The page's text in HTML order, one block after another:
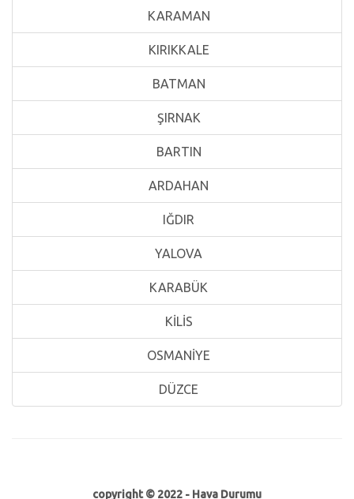
KARAMAN
KIRIKKALE
BATMAN
ŞIRNAK
BARTIN
ARDAHAN
IĞDIR
YALOVA
KARABÜK
KİLİS
OSMANİYE
DÜZCE
copyright © 2022 - Hava Durumu